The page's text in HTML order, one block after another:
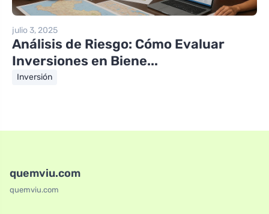
julio 3, 2025
Análisis de Riesgo: Cómo Evaluar
Inversiones en Biene...
Inversión
quemviu.com
quemviu.com